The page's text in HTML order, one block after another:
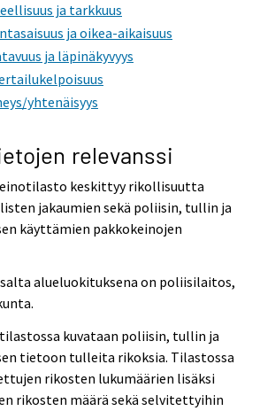
ja tarkkuus
ja oikea-aikaisuus
ja läpinäkyvyys
yhtenäisyys
relevanssi
keskittyy rikollisuutta
jakaumien sekä poliisin, tullin ja
käyttämien pakkokeinojen
alueluokituksena on poliisilaitos,
kuvataan poliisin, tullin ja
tietoon tulleita rikoksia. Tilastossa
rikosten lukumäärien lisäksi
rikosten määrä sekä selvitettyihin